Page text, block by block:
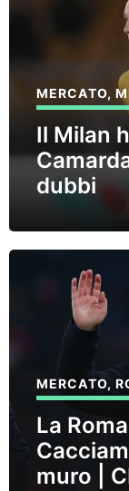
MERCATO,
Il Milan
dubbi
MERCATO,
La
muro |